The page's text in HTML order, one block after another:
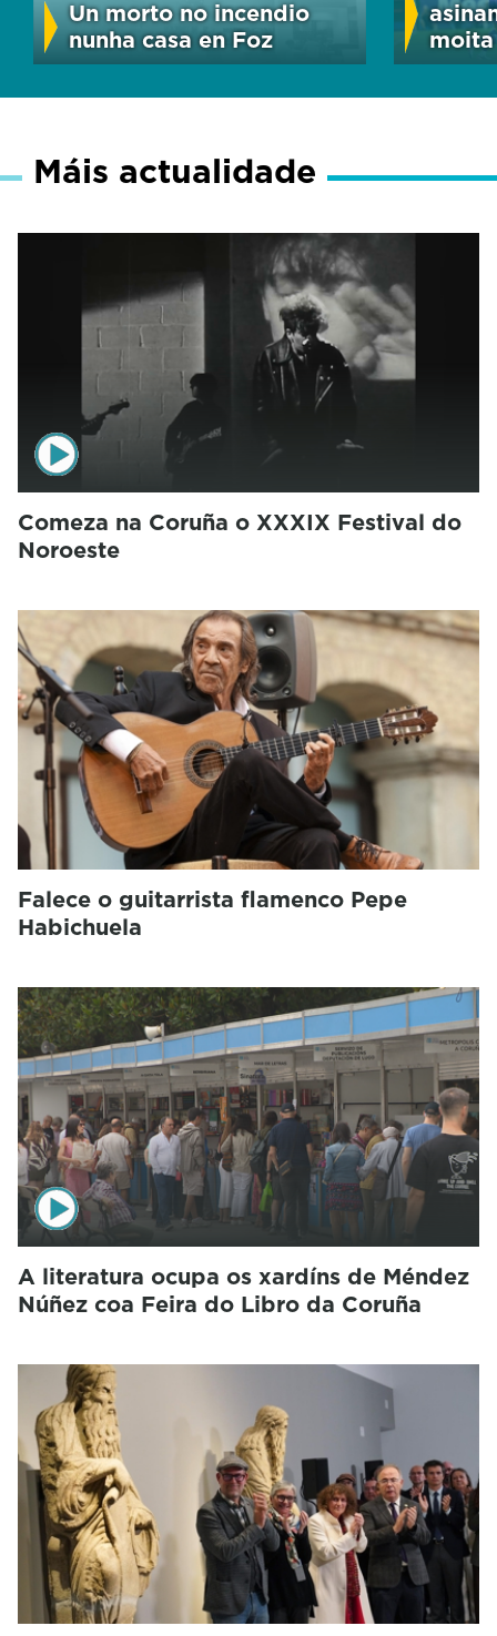
Un morto no incendio
nunha casa en Foz
moita
Máis actualidade
Comeza na Coruña o XXXIX Festival do
Noroeste
Falece o guitarrista flamenco Pepe
Habichuela
A literatura ocupa os xardíns de Méndez
Núñez coa Feira do Libro da Coruña